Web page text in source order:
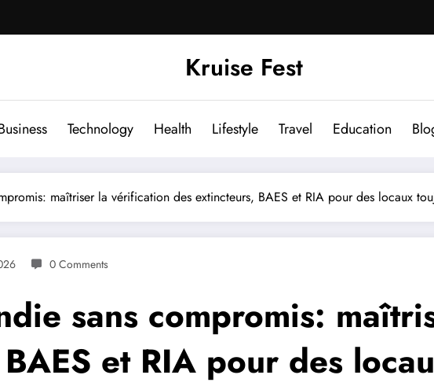
Kruise Fest
Technology Health Lifestyle Travel Education
maîtriser la vérification des extincteurs, BAES et RIA pour des locaux
0 Comments
sans compromis:
et RIA pour des